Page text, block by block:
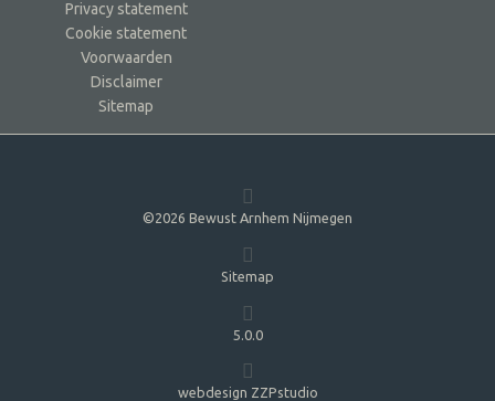
Privacy statement
Cookie statement
Voorwaarden
Disclaimer
Sitemap
©2026 Bewust Arnhem Nijmegen
Sitemap
5.0.0
webdesign ZZPstudio